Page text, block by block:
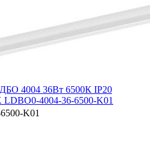
4004 36Вт 6500К IP20
4004-36-6500-K01
K01